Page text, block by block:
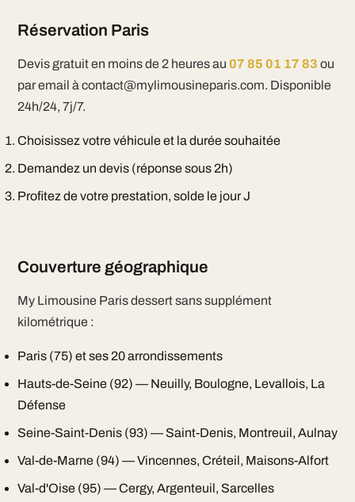
Réservation Paris
Devis gratuit en moins de 2 heures au 07 85 01 17 83 ou
par email à contact@mylimousineparis.com. Disponible
24h/24, 7j/7.
Choisissez votre véhicule et la durée souhaitée
Demandez un devis (réponse sous 2h)
Profitez de votre prestation, solde le jour J
Couverture géographique
My Limousine Paris dessert sans supplément
kilométrique :
Paris (75) et ses 20 arrondissements
Hauts-de-Seine (92) — Neuilly, Boulogne, Levallois, La
Défense
Seine-Saint-Denis (93) — Saint-Denis, Montreuil, Aulnay
Val-de-Marne (94) — Vincennes, Créteil, Maisons-Alfort
Val-d'Oise (95) — Cergy, Argenteuil, Sarcelles